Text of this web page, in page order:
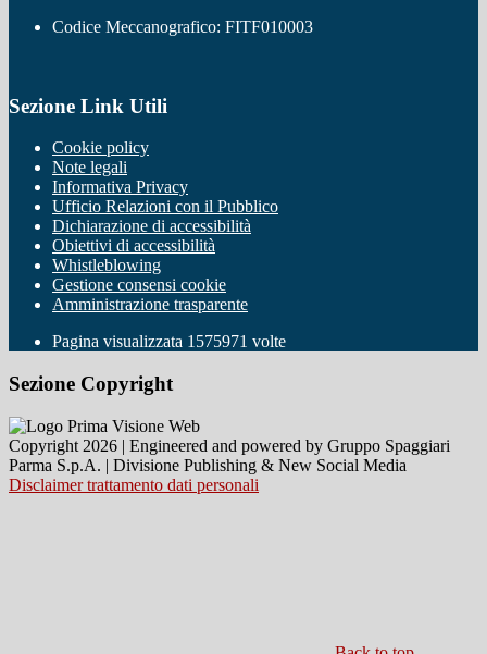
Codice Meccanografico: FITF010003
Sezione Link Utili
Cookie policy
Note legali
Informativa Privacy
Ufficio Relazioni con il Pubblico
Dichiarazione di accessibilità
Obiettivi di accessibilità
Whistleblowing
Gestione consensi cookie
Amministrazione trasparente
Pagina visualizzata 1575971 volte
Sezione Copyright
Copyright 2026 | Engineered and powered by Gruppo Spaggiari
Parma S.p.A. | Divisione Publishing & New Social Media
Disclaimer trattamento dati personali